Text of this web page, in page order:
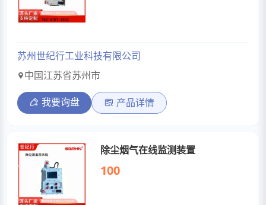
苏州世纪行工业科技有限公司
中国江苏省苏州市
我要询盘 产品详情
除尘烟气在线监测装置
100